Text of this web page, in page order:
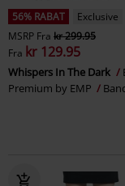
56% RABAT
Exclusive
MSRP Fra kr 299.95
Fra kr 129.95
Whispers In The Dark
Premium by EMP